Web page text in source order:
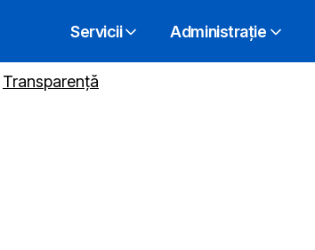
Servicii Administrație
Transparență